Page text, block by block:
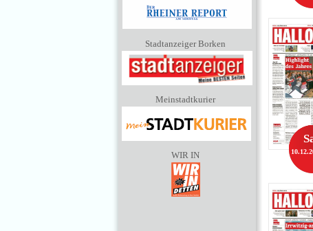
Stadtanzeiger Borken
Meinstadtkurier
WIR IN